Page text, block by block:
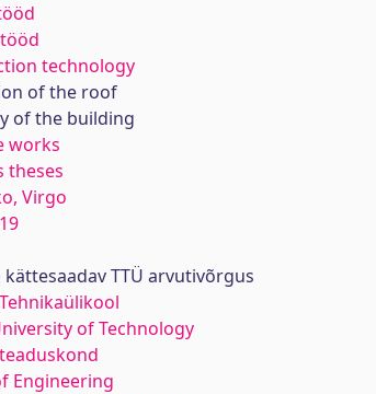
technology
of the roof
of the building
works
theses
Virgo
TTÜ arvutivõrgus
of Technology
Engineering